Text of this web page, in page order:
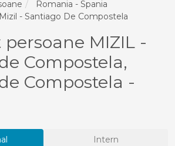
Romania - Spania
Mizil - Santiago De Compostela
MIZIL -
Compostela,
Compostela -
Intern